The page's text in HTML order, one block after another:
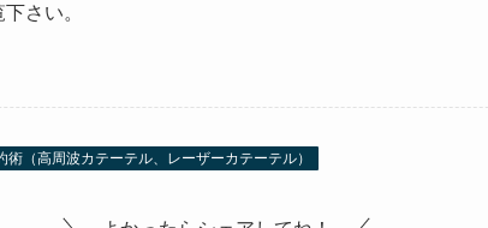
さい。
術（高周波カテーテル、レーザーカテーテル）